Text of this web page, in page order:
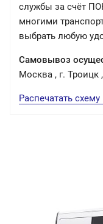
службы за счёт
многими
выбрать любую
Самовывоз
Москва , г. Троицк
Распечатать